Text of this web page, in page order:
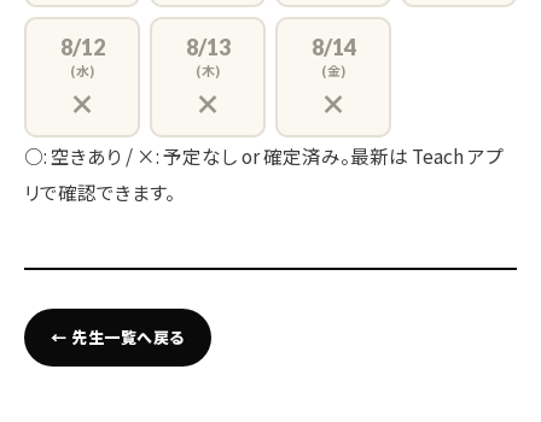
8/12
(水)
×
8/13
(木)
×
8/14
(金)
×
○: 空きあり / ×: 予定なし or 確定済み。最新は Teach アプ
リで確認できます。
← 先生一覧へ戻る